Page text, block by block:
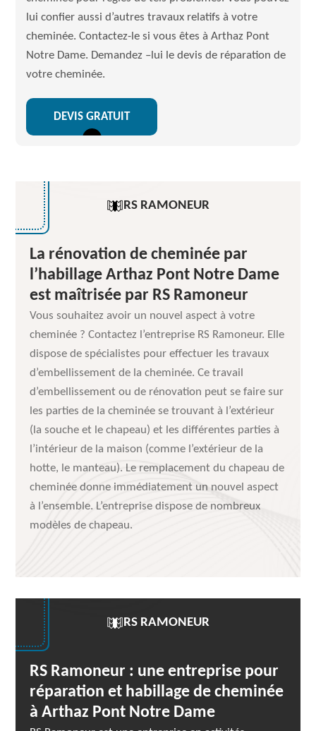
lui confier aussi d’autres travaux relatifs à votre
cheminée. Contactez-le si vous êtes à Arthaz Pont
Notre Dame. Demandez –lui le devis de réparation de
votre cheminée.
DEVIS GRATUIT
RS RAMONEUR
La rénovation de cheminée par
l’habillage Arthaz Pont Notre Dame
est maîtrisée par RS Ramoneur
Vous souhaitez avoir un nouvel aspect à votre
cheminée ? Contactez l’entreprise RS Ramoneur. Elle
dispose de spécialistes pour effectuer les travaux
d’embellissement de la cheminée. Ce travail
d’embellissement ou de rénovation peut se faire sur
les parties de la cheminée se trouvant à l’extérieur
(la souche et le chapeau) et les différentes parties à
l’intérieur de la maison (comme l’extérieur de la
hotte, le manteau). Le remplacement du chapeau de
cheminée donne immédiatement un nouvel aspect
à l’ensemble. L’entreprise dispose de nombreux
modèles de chapeau.
RS RAMONEUR
RS Ramoneur : une entreprise pour
réparation et habillage de cheminée
à Arthaz Pont Notre Dame